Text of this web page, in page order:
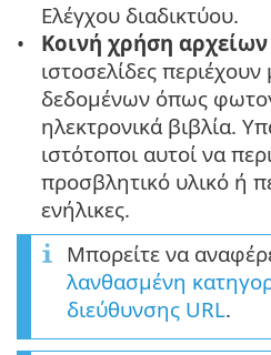
Ελέγχου διαδικτύου.
Κοινή χρήση αρχείων
ιστοσελίδες
δεδομένων όπως
ηλεκτρονικά βιβλία.
ιστότοποι αυτοί να
προσβλητικό υλικό ή
ενήλικες.
Μπορείτε να
λανθασμένη
διεύθυνσης URL.